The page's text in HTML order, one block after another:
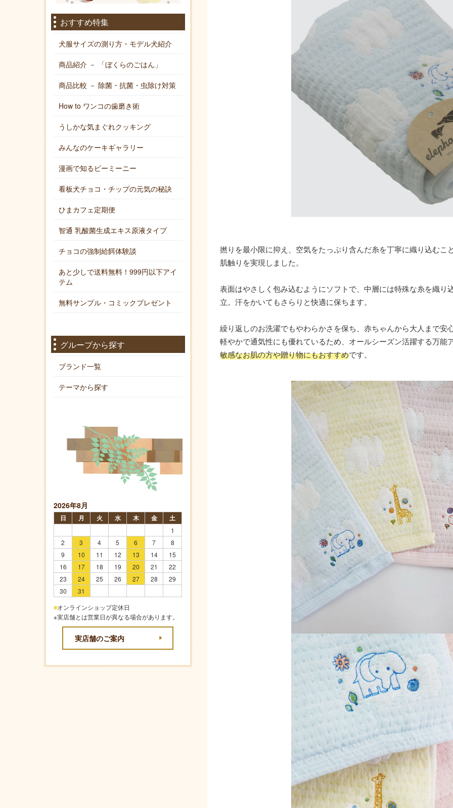
撚りを最小限に抑え、空気をたっぷり含んだ糸を丁寧に織り込む
肌触りを実現しました。
表面はやさしく包み込むようにソフトで、中層には特殊な糸を織り
立。汗をかいてもさらりと快適に保ちます。
繰り返しのお洗濯でもやわらかさを保ち、赤ちゃんから大人まで安
軽やかで通気性にも優れているため、オールシーズン活躍する万能
敏感なお肌の方や贈り物にもおすすめです。
おすすめ特集
犬服サイズの測り方・モデル犬紹介
商品紹介 － 「ぼくらのごはん」
商品比較 － 除菌・抗菌・虫除け対策
How to ワンコの歯磨き術
うしかな気まぐれクッキング
みんなのケーキギャラリー
漫画で知るビーミーニー
看板犬チョコ・チップの元気の秘訣
ひまカフェ定期便
智通 乳酸菌生成エキス原液タイプ
チョコの強制給餌体験談
あと少しで送料無料！999円以下アイ
テム
無料サンプル・コミックプレゼント
グループから探す
ブランド一覧
テーマから探す
2026年8月
日 月 火 水 木 金 土
1
2
3 4 5 6 7
8
9
10 11 12 13 14
15
16
17 18 19 20 21
22
23
24 25 26 27 28
29
30
31
■オンラインショップ定休日
※実店舗とは営業日が異なる場合があります。
実店舗のご案内